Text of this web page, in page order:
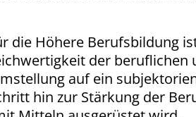
Höhere Berufsbildung
der
auf ein
hin zur Stärkung der